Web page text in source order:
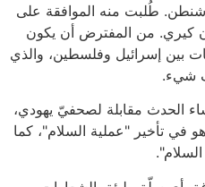
طُلبت منه الموافقة على
كيري. من المفترض أن يكون
بين إسرائيل وفلسطين، والذي
شيء.
الحدث مقابلة لصحفيّ يهودي،
في تأخير "عملية السلام"، كما